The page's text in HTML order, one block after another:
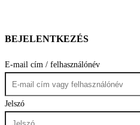
BEJELENTKEZÉS
E-mail cím / felhasználónév
Jelszó